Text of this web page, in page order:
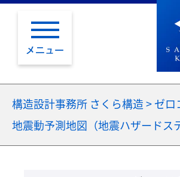
メニュー
構造設計事務所 さくら構造>ゼロ
地震動予測地図（地震ハザードス